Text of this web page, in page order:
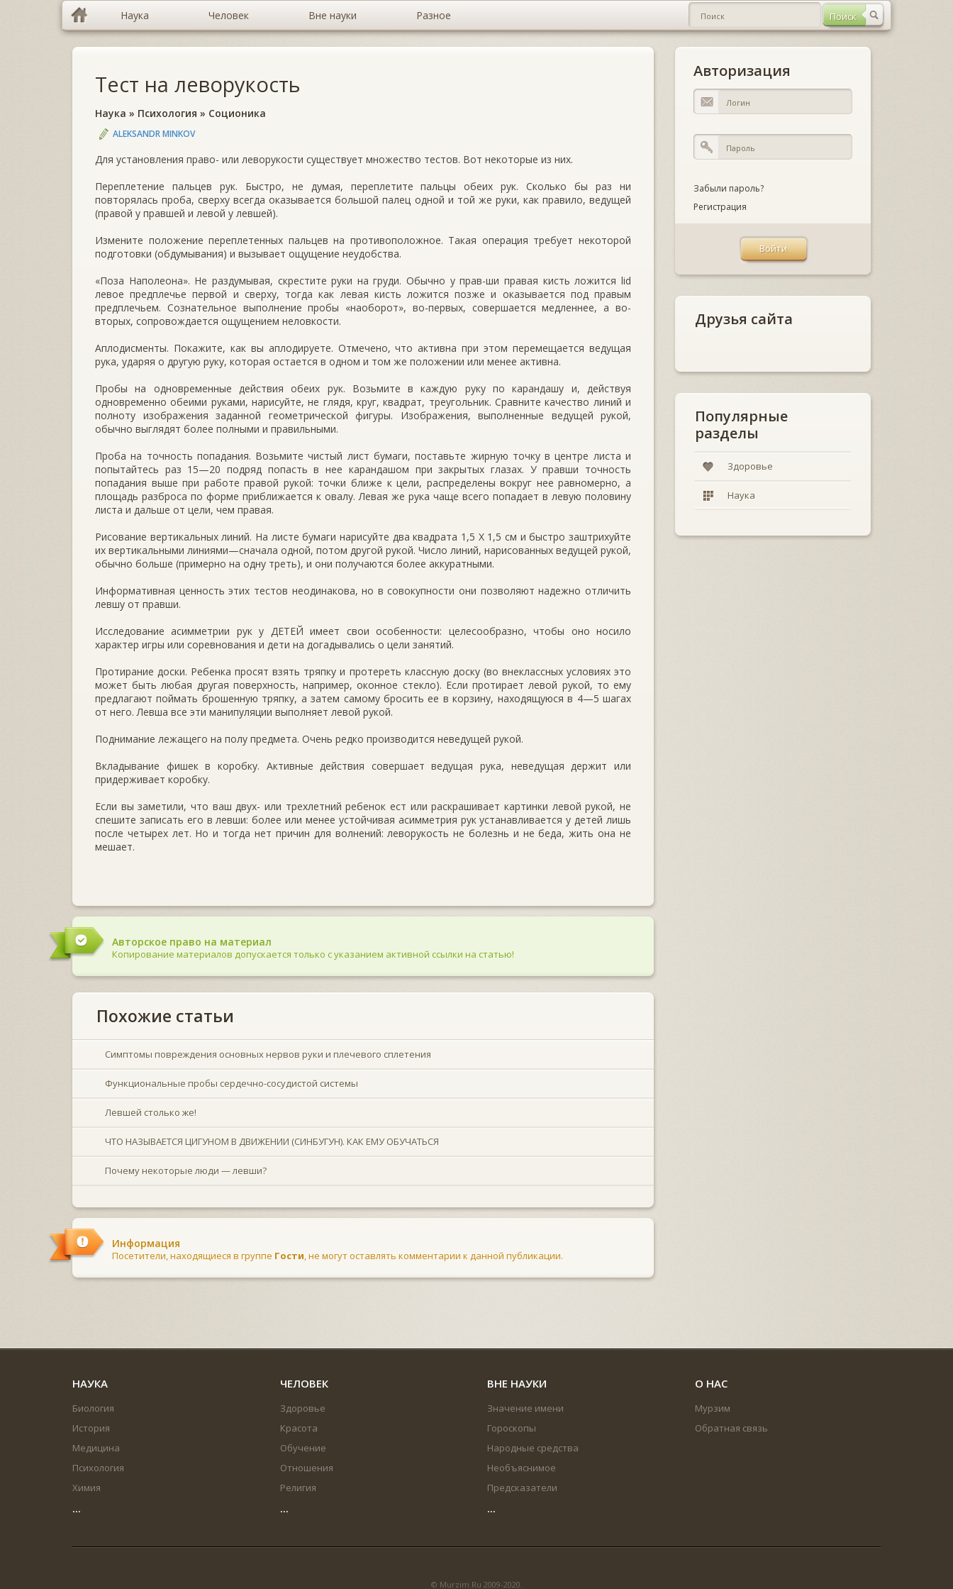
Наука Человек Вне науки Разное
Тест на леворукость
Наука » Психология » Соционика
ALEKSANDR MINKOV
Для установления право- или леворукости существует множество тестов. Вот некоторые из них.
Переплетение пальцев рук. Быстро, не думая, переплетите пальцы обеих рук. Сколько бы раз ни
повторялась проба, сверху всегда оказывается большой палец одной и той же руки, как правило, ведущей
(правой у правшей и левой у левшей).
Измените положение переплетенных пальцев на противоположное. Такая операция требует некоторой
подготовки (обдумывания) и вызывает ощущение неудобства.
«Поза Наполеона». Не раздумывая, скрестите руки на груди. Обычно у прав-ши правая кисть ложится lid
левое предплечье первой и сверху, тогда как левая кисть ложится позже и оказывается под правым
предплечьем. Сознательное выполнение пробы «наоборот», во-первых, совершается медленнее, а во-
вторых, сопровождается ощущением неловкости.
Аплодисменты. Покажите, как вы аплодируете. Отмечено, что активна при этом перемещается ведущая
рука, ударяя о другую руку, которая остается в одном и том же положении или менее активна.
Пробы на одновременные действия обеих рук. Возьмите в каждую руку по карандашу и, действуя
одновременно обеими руками, нарисуйте, не глядя, круг, квадрат, треугольник. Сравните качество линий и
полноту изображения заданной геометрической фигуры. Изображения, выполненные ведущей рукой,
обычно выглядят более полными и правильными.
Проба на точность попадания. Возьмите чистый лист бумаги, поставьте жирную точку в центре листа и
попытайтесь раз 15—20 подряд попасть в нее карандашом при закрытых глазах. У правши точность
попадания выше при работе правой рукой: точки ближе к цели, распределены вокруг нее равномерно, а
площадь разброса по форме приближается к овалу. Левая же рука чаще всего попадает в левую половину
листа и дальше от цели, чем правая.
Рисование вертикальных линий. На листе бумаги нарисуйте два квадрата 1,5 X 1,5 см и быстро заштрихуйте
их вертикальными линиями—сначала одной, потом другой рукой. Число линий, нарисованных ведущей рукой,
обычно больше (примерно на одну треть), и они получаются более аккуратными.
Информативная ценность этих тестов неодинакова, но в совокупности они позволяют надежно отличить
левшу от правши.
Исследование асимметрии рук у ДЕТЕЙ имеет свои особенности: целесообразно, чтобы оно носило
характер игры или соревнования и дети на догадывались о цели занятий.
Протирание доски. Ребенка просят взять тряпку и протереть классную доску (во внеклассных условиях это
может быть любая другая поверхность, например, оконное стекло). Если протирает левой рукой, то ему
предлагают поймать брошенную тряпку, а затем самому бросить ее в корзину, находящуюся в 4—5 шагах
от него. Левша все эти манипуляции выполняет левой рукой.
Поднимание лежащего на полу предмета. Очень редко производится неведущей рукой.
Вкладывание фишек в коробку. Активные действия совершает ведущая рука, неведущая держит или
придерживает коробку.
Если вы заметили, что ваш двух- или трехлетний ребенок ест или раскрашивает картинки левой рукой, не
спешите записать его в левши: более или менее устойчивая асимметрия рук устанавливается у детей лишь
после четырех лет. Но и тогда нет причин для волнений: леворукость не болезнь и не беда, жить она не
мешает.
Авторское право на материал
Копирование материалов допускается только с указанием активной ссылки на статью!
Похожие статьи
Симптомы повреждения основных нервов руки и плечевого сплетения
Функциональные пробы сердечно-сосудистой системы
Левшей столько же!
ЧТО НАЗЫВАЕТСЯ ЦИГУНОМ В ДВИЖЕНИИ (СИНБУГУН). КАК ЕМУ ОБУЧАТЬСЯ
Почему некоторые люди — левши?
Информация
Посетители, находящиеся в группе Гости, не могут оставлять комментарии к данной публикации.
Авторизация
Забыли пароль?
Регистрация
Друзья сайта
Популярные
разделы
Здоровье
Наука
НАУКА
Биология
История
Медицина
Психология
Химия
...
ЧЕЛОВЕК
Здоровье
Красота
Обучение
Отношения
Религия
...
ВНЕ НАУКИ
Значение имени
Гороскопы
Народные средства
Необъяснимое
Предсказатели
...
О НАС
Мурзим
Обратная связь
© Murzim.Ru 2009-2020.